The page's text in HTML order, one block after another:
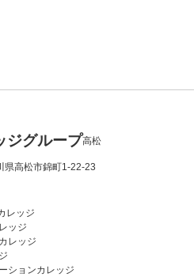
ジグループ高松
県高松市錦町1-22-23
レッジ
ッジ
レッジ
ションカレッジ